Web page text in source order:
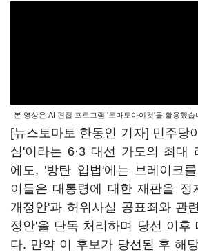
본 영상은 AI 편집 프로그램 '토마토아이컷'을 활용했습
[뉴스토마토 한동인 기자] 민주당
심'이라는 6·3 대선 가도의 최대
에도, '방탄 입법'에는 브레이크
이들은 대통령에 대한 재판을 정
개정안'과 허위사실 공표죄와 관
정안'을 단독 처리하며 당선 이후
다. 만약 이 후보가 당선된 후 해